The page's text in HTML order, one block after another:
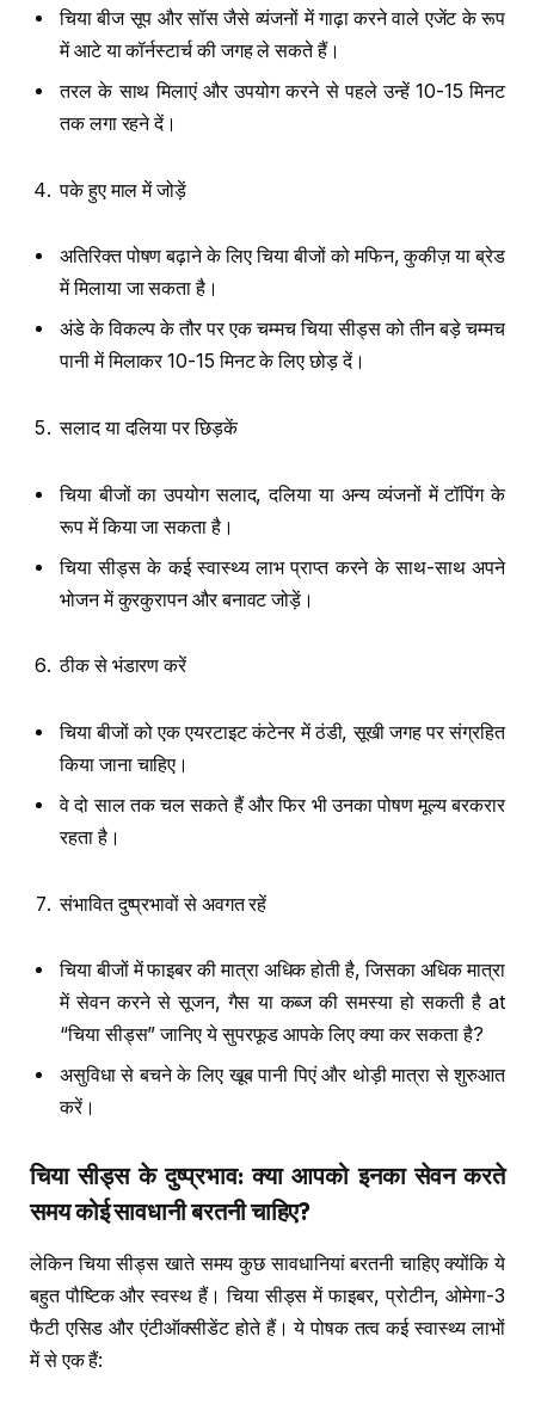
चिया बीज सूप और सॉस जैसे व्यंजनों में गाढ़ा करने वाले एजेंट के रूप
में आटे या कॉर्नस्टार्च की जगह ले सकते हैं।
तरल के साथ मिलाएं और उपयोग करने से पहले उन्हें 10-15 मिनट
तक लगा रहने दें।
पके हुए माल में जोड़ें
अतिरिक्त पोषण बढ़ाने के लिए चिया बीजों को मफिन, कुकीज़ या ब्रेड
में मिलाया जा सकता है।
अंडे के विकल्प के तौर पर एक चम्मच चिया सीड्स को तीन बड़े चम्मच
पानी में मिलाकर 10-15 मिनट के लिए छोड़ दें।
सलाद या दलिया पर छिड़कें
चिया बीजों का उपयोग सलाद, दलिया या अन्य व्यंजनों में टॉपिंग के
रूप में किया जा सकता है।
चिया सीड्स के कई स्वास्थ्य लाभ प्राप्त करने के साथ-साथ अपने
भोजन में कुरकुरापन और बनावट जोड़ें।
ठीक से भंडारण करें
चिया बीजों को एक एयरटाइट कंटेनर में ठंडी, सूखी जगह पर संग्रहित
किया जाना चाहिए।
वे दो साल तक चल सकते हैं और फिर भी उनका पोषण मूल्य बरकरार
रहता है।
संभावित दुष्प्रभावों से अवगत रहें
चिया बीजों में फाइबर की मात्रा अधिक होती है, जिसका अधिक मात्रा
में सेवन करने से सूजन, गैस या कब्ज की समस्या हो सकती है at
“चिया सीड्स” जानिए ये सुपरफूड आपके लिए क्या कर सकता है?
असुविधा से बचने के लिए खूब पानी पिएं और थोड़ी मात्रा से शुरुआत
करें।
चिया सीड्स के दुष्प्रभाव:क्या आपको इनका सेवन करते
समय कोई सावधानी बरतनी चाहिए?
लेकिन चिया सीड्स खाते समय कुछ सावधानियां बरतनी चाहिए क्योंकि ये
बहुत पौष्टिक और स्वस्थ हैं। चिया सीड्स में फाइबर, प्रोटीन, ओमेगा-3
फैटी एसिड और एंटीऑक्सीडेंट होते हैं। ये पोषक तत्व कई स्वास्थ्य लाभों
में से एक हैं: